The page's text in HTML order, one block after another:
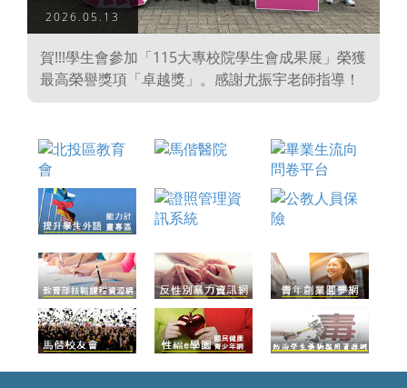
2026.05.13
賀!!!學生會參加「115大專校院學生會成果展」榮獲
最高榮譽獎項「卓越獎」。感謝尤振宇老師指導！